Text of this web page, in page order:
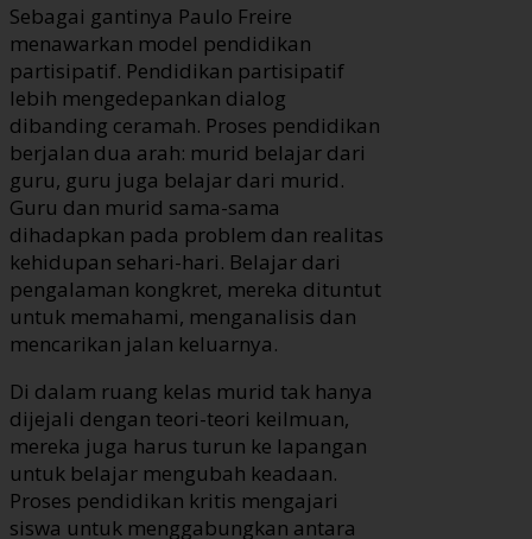
Sebagai gantinya Paulo Freire
menawarkan model pendidikan
partisipatif. Pendidikan partisipatif
lebih mengedepankan dialog
dibanding ceramah. Proses pendidikan
berjalan dua arah: murid belajar dari
guru, guru juga belajar dari murid.
Guru dan murid sama-sama
dihadapkan pada problem dan realitas
kehidupan sehari-hari. Belajar dari
pengalaman kongkret, mereka dituntut
untuk memahami, menganalisis dan
mencarikan jalan keluarnya.
Di dalam ruang kelas murid tak hanya
dijejali dengan teori-teori keilmuan,
mereka juga harus turun ke lapangan
untuk belajar mengubah keadaan.
Proses pendidikan kritis mengajari
siswa untuk menggabungkan antara